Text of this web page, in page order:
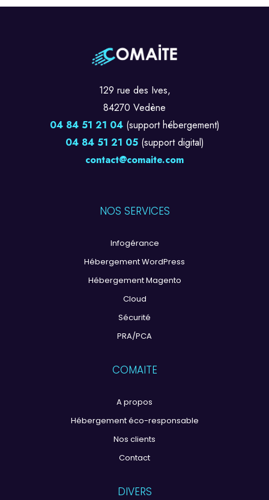
129 rue des Ives,
84270 Vedène
04 84 51 21 04(support hébergement)
04 84 51 21 05(support digital)
contact@comaite.com
NOS SERVICES
Infogérance
Hébergement WordPress
Hébergement Magento
Cloud
Sécurité
PRA/PCA
COMAITE
A propos
Hébergement éco-responsable
Nos clients
Contact
DIVERS